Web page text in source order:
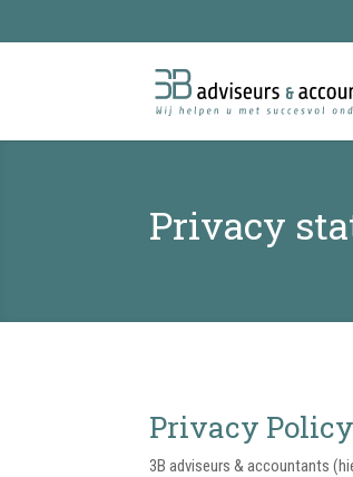
Privacy
Privacy
3B adviseurs & accountants